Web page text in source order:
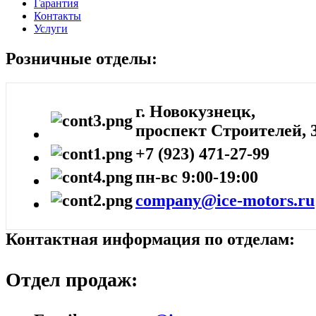
Гарантия
Контакты
Услуги
Розничные отделы:
г. Новокузнецк,
проспект Строителей,
+7 (923) 471-27-99
пн-вс 9:00-19:00
company@ice-motors.ru
Контактная информация по отделам:
Отдел продаж: